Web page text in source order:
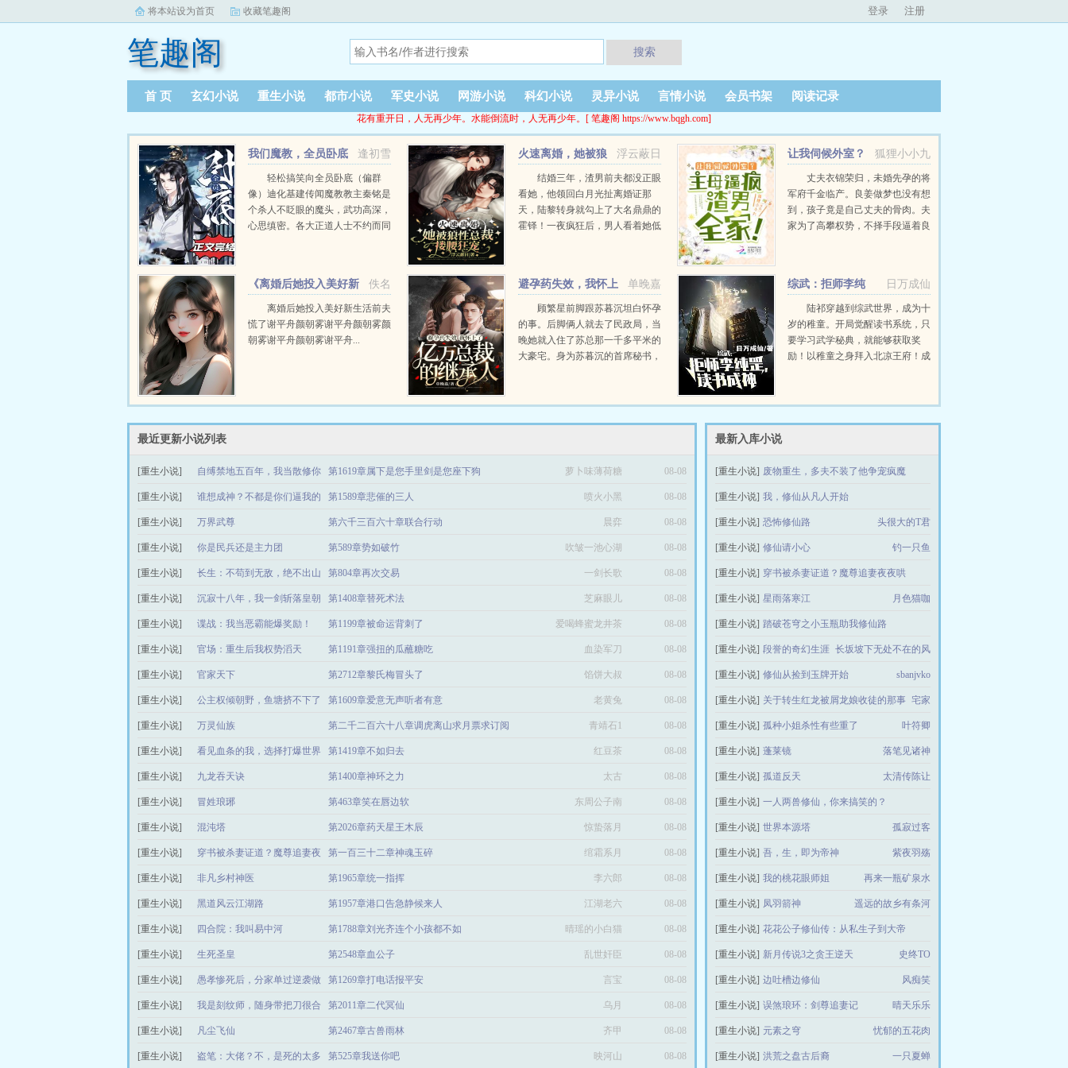
将本站设为首页 收藏笔趣阁 登录 注册
笔趣阁 搜索
首 页 玄幻小说 重生小说 都市小说 军史小说 网游小说 科幻小说 灵异小说 言情小说 会员书架 阅读记录
花有重开日，人无再少年。水能倒流时，人无再少年。[ 笔趣阁 https://www.bqgh.com]
逢初雪
我们魔教，全员卧底
轻松搞笑向全员卧底（偏群
像）迪化基建传闻魔教教主秦铭是
个杀人不眨眼的魔头，武功高深，
心思缜密。各大正道人士不约而同
浮云蔽日
火速离婚，她被狼
性总裁搂腰狂宠
结婚三年，渣男前夫都没正眼
看她，他领回白月光扯离婚证那
天，陆黎转身就勾上了大名鼎鼎的
霍铎！一夜疯狂后，男人看着她低
上。某...
狐狸小小九
让我伺候外室？
主母逼疯渣男全家！
丈夫衣锦荣归，未婚先孕的将
军府千金临产。良姜做梦也没有想
到，孩子竟是自己丈夫的骨肉。夫
家为了高攀权势，不择手段逼着良
佚名
《离婚后她投入美好新
生活,前夫慌了》谢平舟颜朝
雾
离婚后她投入美好新生活前夫
慌了谢平舟颜朝雾谢平舟颜朝雾颜
朝雾谢平舟颜朝雾谢平舟...
单晚嘉
避孕药失效，我怀上
了亿万总裁的继承人
顾繁星前脚跟苏暮沉坦白怀孕
的事。后脚俩人就去了民政局，当
晚她就入住了苏总那一千多平米的
大豪宅。身为苏暮沉的首席秘书，
子归我。有难处...
日万成仙
综武：拒师李纯
罡，读书成神
陆祁穿越到综武世界，成为十
岁的稚童。开局觉醒读书系统，只
要学习武学秘典，就能够获取奖
励！以稚童之身拜入北凉王府！成
老剑神李...
最新入库小说
[重生小说] 废物重生，多夫不装了他争宠疯魔
[重生小说] 我，修仙从凡人开始
爱吃祝寿蛋糕的法魔
[重生小说] 恐怖修仙路 头很大的T君
[重生小说] 修仙请小心 钓一只鱼
[重生小说] 穿书被杀妻证道？魔尊追妻夜夜哄
绾霜系月
[重生小说] 星雨落寒江 月色猫咖
[重生小说] 踏破苍穹之小玉瓶助我修仙路
除夕月无光
[重生小说] 段誉的奇幻生涯 长坂坡下无处不在的风
[重生小说] 修仙从捡到玉牌开始 sbanjvko
[重生小说] 关于转生红龙被屑龙娘收徒的那事 宅家
[重生小说] 孤种小姐杀性有些重了 叶符卿
[重生小说] 蓬莱镜 落笔见诸神
[重生小说] 孤道反天 太清传陈让
[重生小说] 一人两兽修仙，你来搞笑的？
元宝小傻狗
[重生小说] 世界本源塔 孤寂过客
[重生小说] 吾，生，即为帝神 紫夜羽殇
[重生小说] 我的桃花眼师姐 再来一瓶矿泉水
[重生小说] 凤羽箭神 遥远的故乡有条河
[重生小说] 花花公子修仙传：从私生子到大帝
烈火中永生
[重生小说] 新月传说3之贪王逆天 史终TO
[重生小说] 边吐槽边修仙 风痴笑
[重生小说] 误煞琅环：剑尊追妻记 晴天乐乐
[重生小说] 元素之穹 忧郁的五花肉
[重生小说] 洪荒之盘古后裔 一只夏蝉
最近更新小说列表
[重生小说] 自缚禁地五百年，我当散修你
哭啥
第1619章属下是您手里剑是您座下狗 萝卜味薄荷糖 08-08
[重生小说] 谁想成神？不都是你们逼我的
吗
第1589章悲催的三人 喷火小黑 08-08
[重生小说] 万界武尊 第六千三百六十章联合行动 晨弈 08-08
[重生小说] 你是民兵还是主力团 第589章势如破竹 吹皱一池心湖 08-08
[重生小说] 长生：不苟到无敌，绝不出山 第804章再次交易 一剑长歌 08-08
[重生小说] 沉寂十八年，我一剑斩落皇朝
老祖
第1408章替死术法 芝麻眼儿 08-08
[重生小说] 谍战：我当恶霸能爆奖励！ 第1199章被命运背刺了 爱喝蜂蜜龙井茶 08-08
[重生小说] 官场：重生后我权势滔天 第1191章强扭的瓜蘸糖吃 血染军刀 08-08
[重生小说] 官家天下 第2712章黎氏梅冒头了 馅饼大叔 08-08
[重生小说] 公主权倾朝野，鱼塘挤不下了 第1609章爱意无声听者有意 老黄兔 08-08
[重生小说] 万灵仙族 第二千二百六十八章调虎离山求月票求订阅 青靖石1 08-08
[重生小说] 看见血条的我，选择打爆世界 第1419章不如归去 红豆茶 08-08
[重生小说] 九龙吞天诀 第1400章神环之力 太古 08-08
[重生小说] 冒姓琅琊 第463章笑在唇边软 东周公子南 08-08
[重生小说] 混沌塔 第2026章药天星王木辰 惊蛰落月 08-08
[重生小说] 穿书被杀妻证道？魔尊追妻夜
夜哄
第一百三十二章神魂玉碎 绾霜系月 08-08
[重生小说] 非凡乡村神医 第1965章统一指挥 李六郎 08-08
[重生小说] 黑道风云江湖路 第1957章港口告急静候来人 江湖老六 08-08
[重生小说] 四合院：我叫易中河 第1788章刘光齐连个小孩都不如 晴瑶的小白猫 08-08
[重生小说] 生死圣皇 第2548章血公子 乱世奸臣 08-08
[重生小说] 愚孝惨死后，分家单过逆袭做
富翁
第1269章打电话报平安 言宝 08-08
[重生小说] 我是刻纹师，随身带把刀很合
理吧
第2011章二代冥仙 乌月 08-08
[重生小说] 凡尘飞仙 第2467章古兽雨林 齐甲 08-08
[重生小说] 盗笔：大佬？不，是死的太多 第525章我送你吧 映河山 08-08